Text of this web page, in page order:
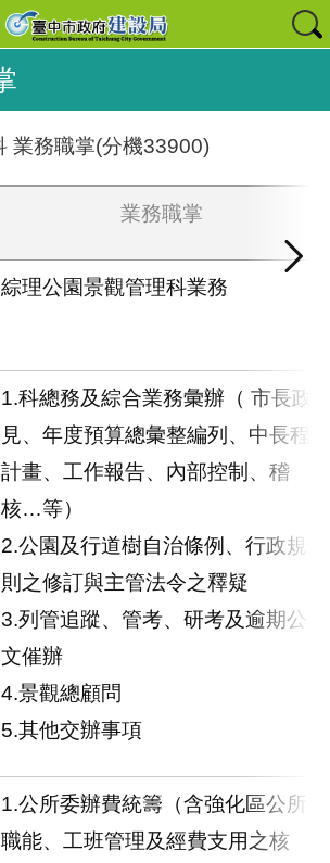
業務職掌(分機33900)
業務職掌
綜理公園景觀管理科業務
1.科總務及綜合業務彙辦（ 市長政
見、年度預算總彙整編列、中長程
計畫、工作報告、內部控制、稽
核…等）
2.公園及行道樹自治條例、行政規
則之修訂與主管法令之釋疑
3.列管追蹤、管考、研考及逾期公
文催辦
4.景觀總顧問
5.其他交辦事項
1.公所委辦費統籌（含強化區公所
職能、工班管理及經費支用之核